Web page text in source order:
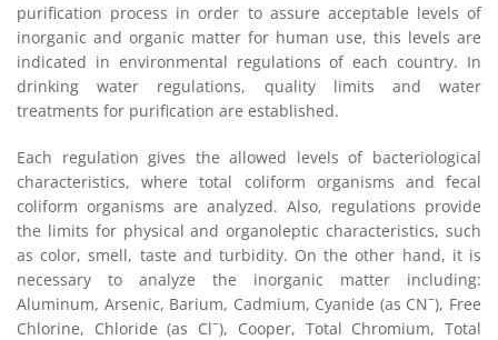
purification process in order to assure acceptable levels of
inorganic and organic matter for human use, this levels are
indicated in environmental regulations of each country. In
drinking water regulations, quality limits and water
treatments for purification are established.
Each regulation gives the allowed levels of bacteriological
characteristics, where total coliform organisms and fecal
coliform organisms are analyzed. Also, regulations provide
the limits for physical and organoleptic characteristics, such
as color, smell, taste and turbidity. On the other hand, it is
necessary to analyze the inorganic matter including:
Aluminum, Arsenic, Barium, Cadmium, Cyanide (as CN–), Free
Chlorine, Chloride (as Cl–), Cooper, Total Chromium, Total